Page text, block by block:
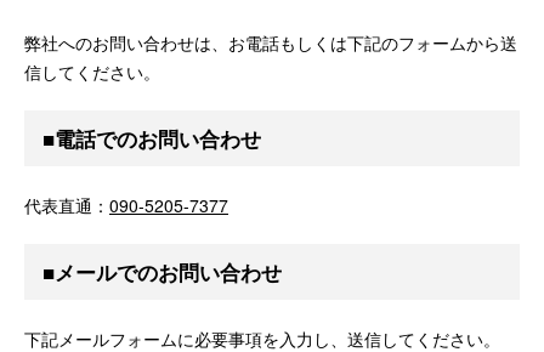
弊社へのお問い合わせは、お電話もしくは下記のフォームから送
信してください。
■電話でのお問い合わせ
代表直通： 090-5205-7377
■メールでのお問い合わせ
下記メールフォームに必要事項を入力し、送信してください。